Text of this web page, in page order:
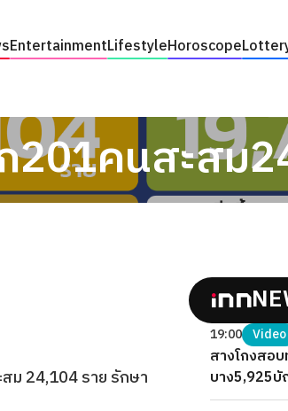
EntertainmentLifestyleHoroscope
201คนสะสม
ม 24,104 ราย รักษา
19:00 Video
สางโกงสอ
บาง5,925บั